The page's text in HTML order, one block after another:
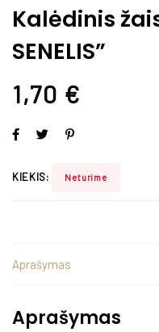
Kalėdinis
SENELIS”
1,70 €
KIEKIS: Neturime
Aprašymas
Aprašymas